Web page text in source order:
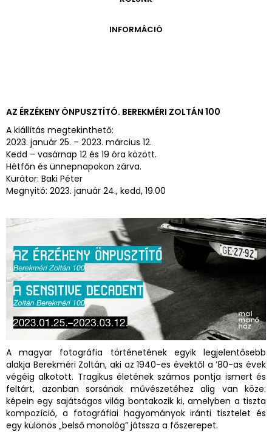
PÉCSI JÓZSEF - A NÉVADÓ
ARCHÍVUM 2014-2018
INFORMÁCIÓ
MEGKÖZELÍTÉS
AZ ÉRZÉKENY ÖNPUSZTÍTÓ. BEREKMÉRI ZOLTÁN 100
A kiállítás megtekinthető:
2023. január 25. – 2023. március 12.
Kedd – vasárnap 12 és 19 óra között.
Hétfőn és ünnepnapokon zárva.
Kurátor: Baki Péter
Megnyitó: 2023. január 24., kedd, 19.00
A magyar fotográfia történetének egyik legjelentősebb
alakja Berekméri Zoltán, aki az 1940-es évektől a ’80-as évek
végéig alkotott. Tragikus életének számos pontja ismert és
feltárt, azonban sorsának művészetéhez alig van köze:
képein egy sajátságos világ bontakozik ki, amelyben a tiszta
kompozíció, a fotográfiai hagyományok iránti tisztelet és
egy különös „belső monológ” játssza a főszerepet.